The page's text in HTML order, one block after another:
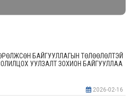
БАЙГУУЛЛАГЫН ТӨЛӨӨЛӨЛТЭЙ
УУЛЗАЛТ ЗОХИОН БАЙГУУЛЛАА
2026-02-16